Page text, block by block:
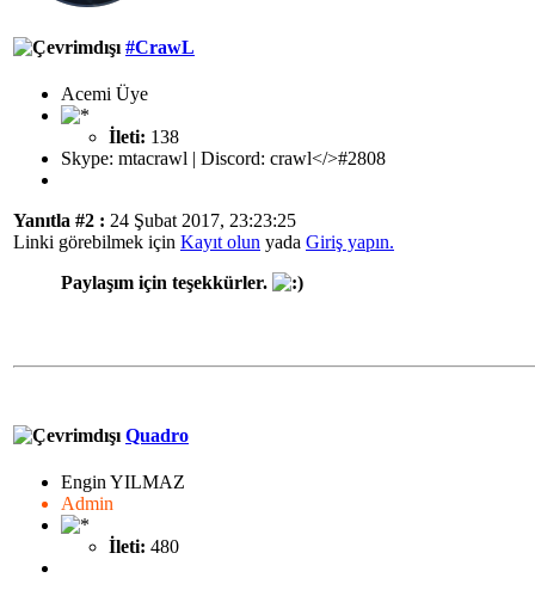
#CrawL
Acemi Üye
İleti: 138
Skype: mtacrawl | Discord: crawl</>#2808
Yanıtla #2 : 24 Şubat 2017, 23:23:25
Linki görebilmek için Kayıt olun yada Giriş yapın.
Paylaşım için teşekkürler.
Quadro
Engin YILMAZ
Admin
İleti: 480